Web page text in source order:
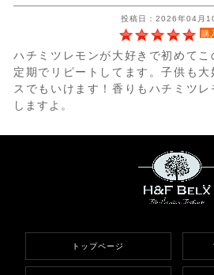
投稿日：2026年04月
購
ハチミツレモンが大好きで初めてこ
定期でリピートしてます。子供も大
スでもいけます！香りもハチミツ
しますよ。
トップページ